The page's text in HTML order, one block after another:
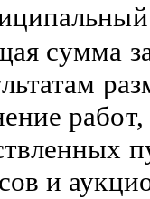
сумма
и